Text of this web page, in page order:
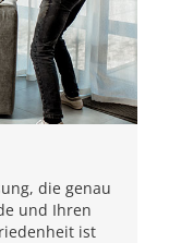
die genau
und Ihren
ist